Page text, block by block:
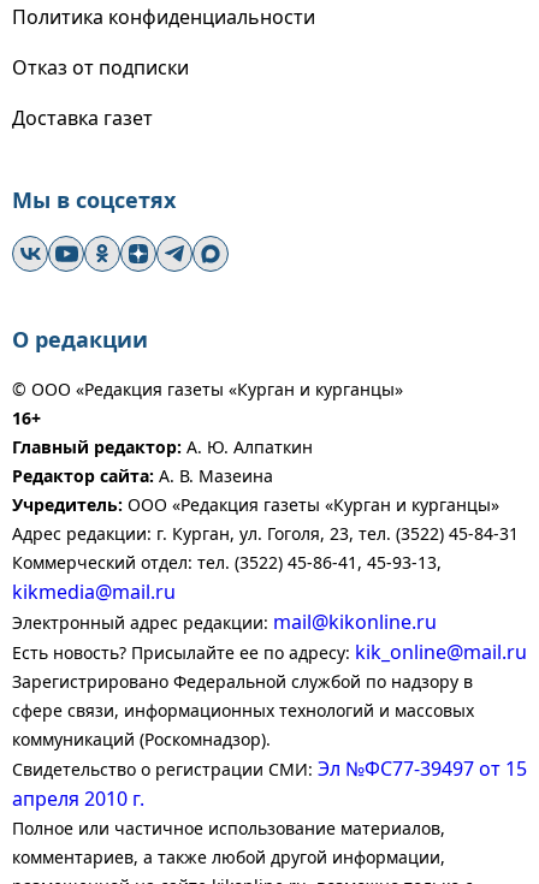
Политика конфиденциальности
Отказ от подписки
Доставка газет
Мы в соцсетях
О редакции
© ООО «Редакция газеты «Курган и курганцы»
16+
Главный редактор: А. Ю. Алпаткин
Редактор сайта: А. В. Мазеина
Учредитель: ООО «Редакция газеты «Курган и курганцы»
Адрес редакции: г. Курган, ул. Гоголя, 23, тел. (3522) 45-84-31
Коммерческий отдел: тел. (3522) 45-86-41, 45-93-13,
kikmedia@mail.ru
Электронный адрес редакции: mail@kikonline.ru
Есть новость? Присылайте ее по адресу: kik_online@mail.ru
Зарегистрировано Федеральной службой по надзору в
сфере связи, информационных технологий и массовых
коммуникаций (Роскомнадзор).
Свидетельство о регистрации СМИ: Эл №ФС77-39497 от 15
апреля 2010 г.
Полное или частичное использование материалов,
комментариев, а также любой другой информации,